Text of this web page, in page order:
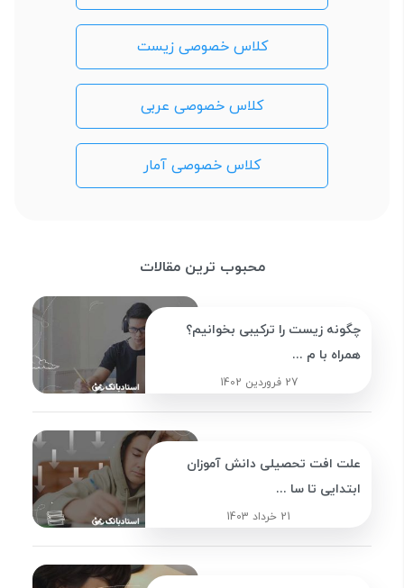
کلاس خصوصی زیست
کلاس خصوصی عربی
کلاس خصوصی آمار
محبوب ترین مقالات
چگونه زیست را ترکیبی بخوانیم؟
همراه با م ...
27 فروردین 1402
علت افت تحصیلی دانش آموزان
ابتدایی تا سا ...
21 خرداد 1403